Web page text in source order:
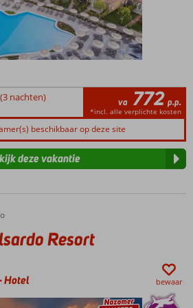
nachten)
va 772 p.p.
*incl. alle verplichte kosten
beschikbaar op deze site
deze vakantie
Resort
Hotel bewaar